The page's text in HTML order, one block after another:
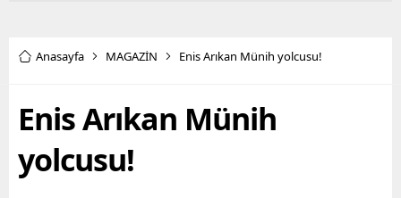
Anasayfa MAGAZİN Enis Arıkan Münih yolcusu!
Enis Arıkan Münih
yolcusu!